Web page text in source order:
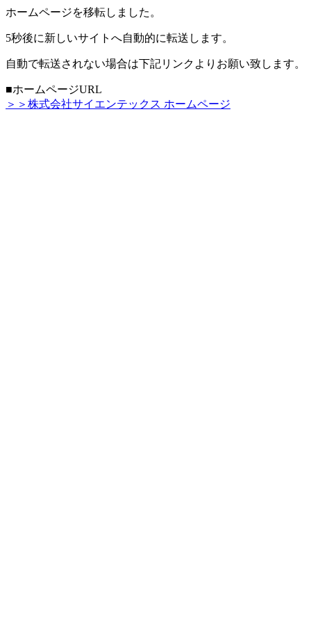
ホームページを移転しました。
5秒後に新しいサイトへ自動的に転送します。
自動で転送されない場合は下記リンクよりお願い致します。
■ホームページURL
＞＞株式会社サイエンテックス ホームページ